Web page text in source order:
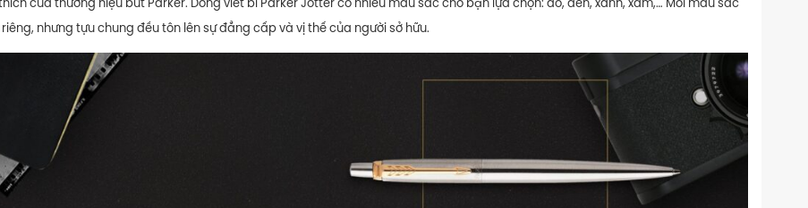
nhưng tựu chung đều tôn lên sự đẳng cấp và vị thế của người sở hữu.